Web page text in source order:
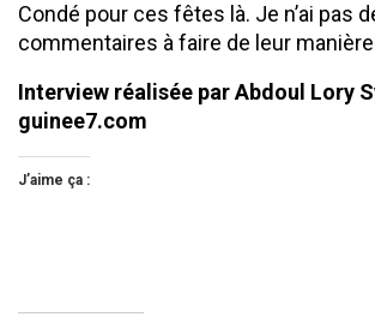
Condé pour ces fêtes là. Je n’ai pas
commentaires à faire de leur
Interview réalisée par Abdoul Lory
guinee7.com
J’aime ça :